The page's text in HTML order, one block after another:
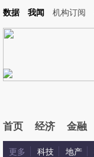
加这段话：本文由第三
数据 我闻 机构订阅
首页 经济 金融
更多 科技 地产